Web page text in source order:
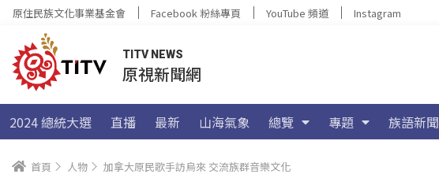
原住民族文化事業基金會 Facebook 粉絲專頁 YouTube 頻道 Instagram
TITV NEWS
原視新聞網
2024 總統大選 直播 最新 山海氣象 總覽 專題 族語新聞
首頁 人物 加拿大原民歌手訪烏來 交流族群音樂文化